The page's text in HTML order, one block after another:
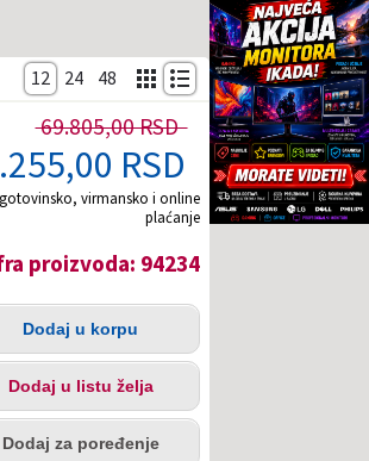
12 24 48
69.805,00 RSD
RSD
virmansko i online
plaćanje
proizvoda: 94234
Dodaj u korpu
Dodaj u listu želja
Dodaj za poređenje